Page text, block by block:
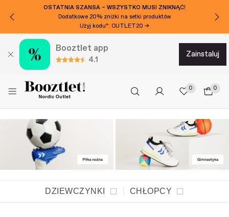
OSTATNIA SZANSA – WSZYSTKO MUSI ZNIKNĄĆ!
Dodatkowe 20% zniżki na setki produktów
Użyj kodu*: OUTLET20 →
Booztlet app
4.1
zainstaluj
0 0
DZIEWCZYNKI CHŁOPCY